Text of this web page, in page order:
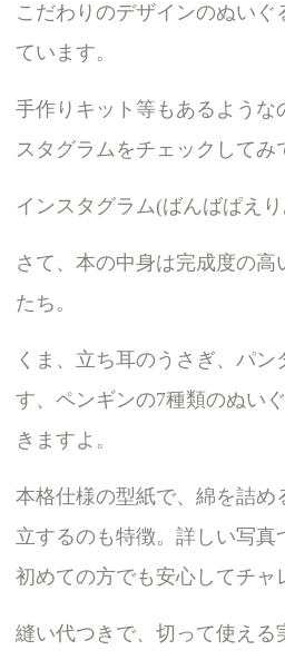
こだわりのデザインのぬい
ています。
手作りキット等もあるような
スタグラムをチェックしてみ
インスタグラム(ばんばぱえ
さて、本の中身は完成度の高
たち。
くま、立ち耳のうさぎ、パン
す、ペンギンの7種類のぬい
きますよ。
本格仕様の型紙で、綿を詰め
立するのも特徴。詳しい写真
初めての方でも安心してチャ
縫い代つきで、切って使える